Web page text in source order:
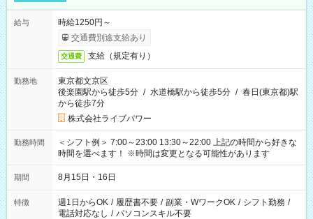
給与
時給1250円～
交通費別途支給あり
交通費 支給（規定有り）
勤務地
東京都文京区
後楽園駅から徒歩5分 / 水道橋駅から徒歩5分 / 春日(東京都)駅
から徒歩7分
株式会社ライブパワー
勤務時間
＜シフト例＞ 7:00～23:00 13:30～22:00 上記の時間から好きな
時間を選べます！ ※時間は変更となる可能性があります
期間 8月15日・16日
特徴 週1日からOK / 履歴書不要 / 副業・WワークOK / シフト勤務 /
電話対応なし / パソコンスキル不要